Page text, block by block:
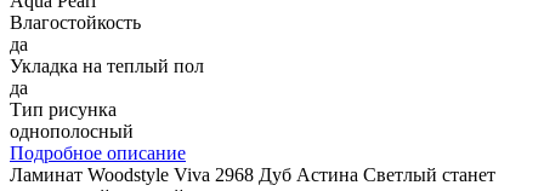
Влагостойкость
да
Укладка на теплый пол
да
Тип рисунка
однополосный
Подробное описание
Ламинат Woodstyle Viva 2968 Дуб Астина Светлый станет